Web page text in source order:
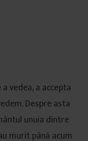
vedea, a accepta
Despre asta
unuia dintre
murit până acum